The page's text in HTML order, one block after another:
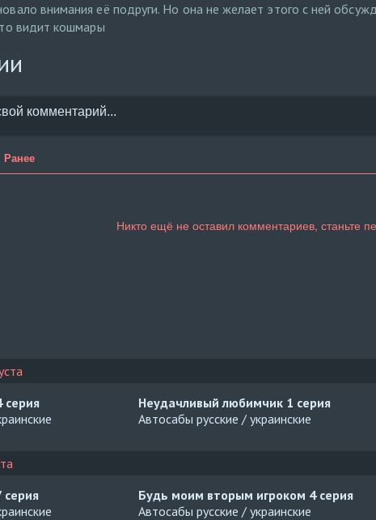
внимания её подруги. Но она не желает этого с ней
видит кошмары
Ранее
серия
Неудачливый любимчик 1 серия
Автосабы русские / украинские
серия
Будь моим вторым игроком 4 серия
Автосабы русские / украинские